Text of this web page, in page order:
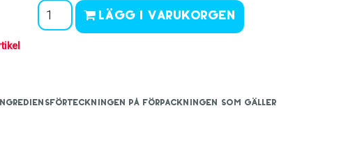
Lägg i varukorgen
på förpackningen som gäller